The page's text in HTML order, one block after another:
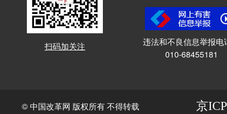
扫码加关注
违法和不良信息举报电
010-68455181
© 中国改革网 版权所有 不得转载 京